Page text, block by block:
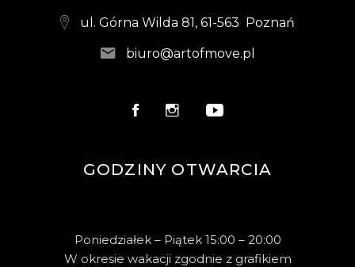
ul. Górna Wilda 81, 61-563 Poznań
biuro@artofmove.pl
GODZINY OTWARCIA
Poniedziałek – Piątek 15:00 – 20:00
W okresie wakacji zgodnie z grafikiem